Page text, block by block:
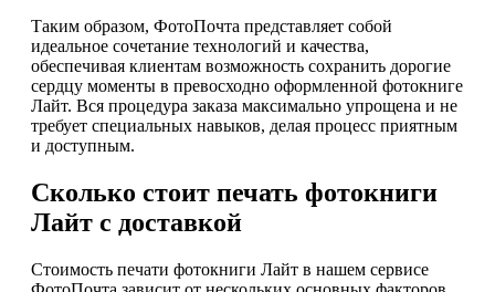
Таким образом, ФотоПочта представляет собой
идеальное сочетание технологий и качества,
обеспечивая клиентам возможность сохранить дорогие
сердцу моменты в превосходно оформленной фотокниге
Лайт. Вся процедура заказа максимально упрощена и не
требует специальных навыков, делая процесс приятным
и доступным.
Сколько стоит печать фотокниги
Лайт с доставкой
Стоимость печати фотокниги Лайт в нашем сервисе